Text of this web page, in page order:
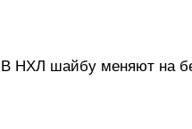
В НХЛ шайбу меняют на